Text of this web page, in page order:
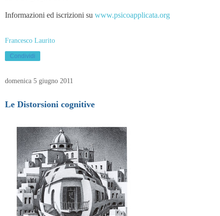
Informazioni ed iscrizioni su www.psicoapplicata.org
Francesco Laurito
Condividi
domenica 5 giugno 2011
Le Distorsioni cognitive